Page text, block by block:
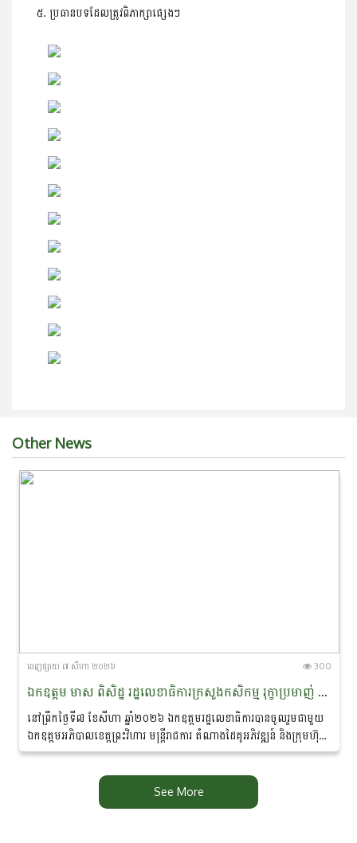
៥. ប្រធានបទដែលត្រូវពិភាក្សាផ្សេងៗ
Other News
ចេញ​ផ្សាយ​ ៧ សីហា ២០២៦ 300
ឯកឧត្តម មាស ពិសិដ្ឋ រដ្ឋលេខាធិការក្រសួងកសិកម្ម រុក្ខាប្រមាញ់ និងនេសាទ បានចូលរួមជាអធិបតីភាពក្នុងពិធីចុះហត្ថលេខាលក់-ទិញផលិតផលកសិកម្មសរីរាង្គ នៅខេត្តព្រះវិហារ
នៅព្រឹកថ្ងៃទី៧ ខែសីហា ឆ្នាំ២០២៦ ឯកឧត្តមរដ្ឋលេខាធិការបានចូលរួមជាមួយ
ឯកឧត្តមអភិបាលខេត្តព្រះវិហារ មន្ត្រីរាជការ តំណាងដៃគូអភិវឌ្ឍន៍ និងក្រុមហ៊ុន
ឯកជន ព្រមទាំងប្រជាកសិករ...
See More